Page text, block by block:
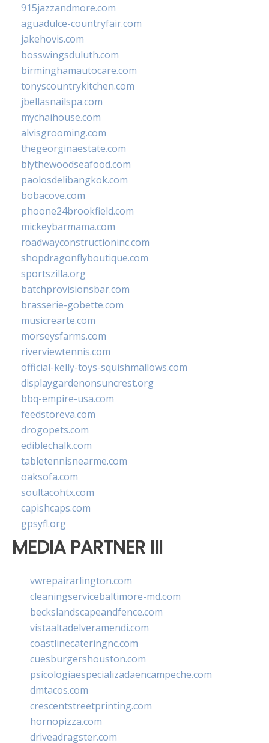
915jazzandmore.com
aguadulce-countryfair.com
jakehovis.com
bosswingsduluth.com
birminghamautocare.com
tonyscountrykitchen.com
jbellasnailspa.com
mychaihouse.com
alvisgrooming.com
thegeorginaestate.com
blythewoodseafood.com
paolosdelibangkok.com
bobacove.com
phoone24brookfield.com
mickeybarmama.com
roadwayconstructioninc.com
shopdragonflyboutique.com
sportszilla.org
batchprovisionsbar.com
brasserie-gobette.com
musicrearte.com
morseysfarms.com
riverviewtennis.com
official-kelly-toys-squishmallows.com
displaygardenonsuncrest.org
bbq-empire-usa.com
feedstoreva.com
drogopets.com
ediblechalk.com
tabletennisnearme.com
oaksofa.com
soultacohtx.com
capishcaps.com
gpsyfl.org
MEDIA PARTNER III
vwrepairarlington.com
cleaningservicebaltimore-md.com
beckslandscapeandfence.com
vistaaltadelveramendi.com
coastlinecateringnc.com
cuesburgershouston.com
psicologiaespecializadaencampeche.com
dmtacos.com
crescentstreetprinting.com
hornopizza.com
driveadragster.com